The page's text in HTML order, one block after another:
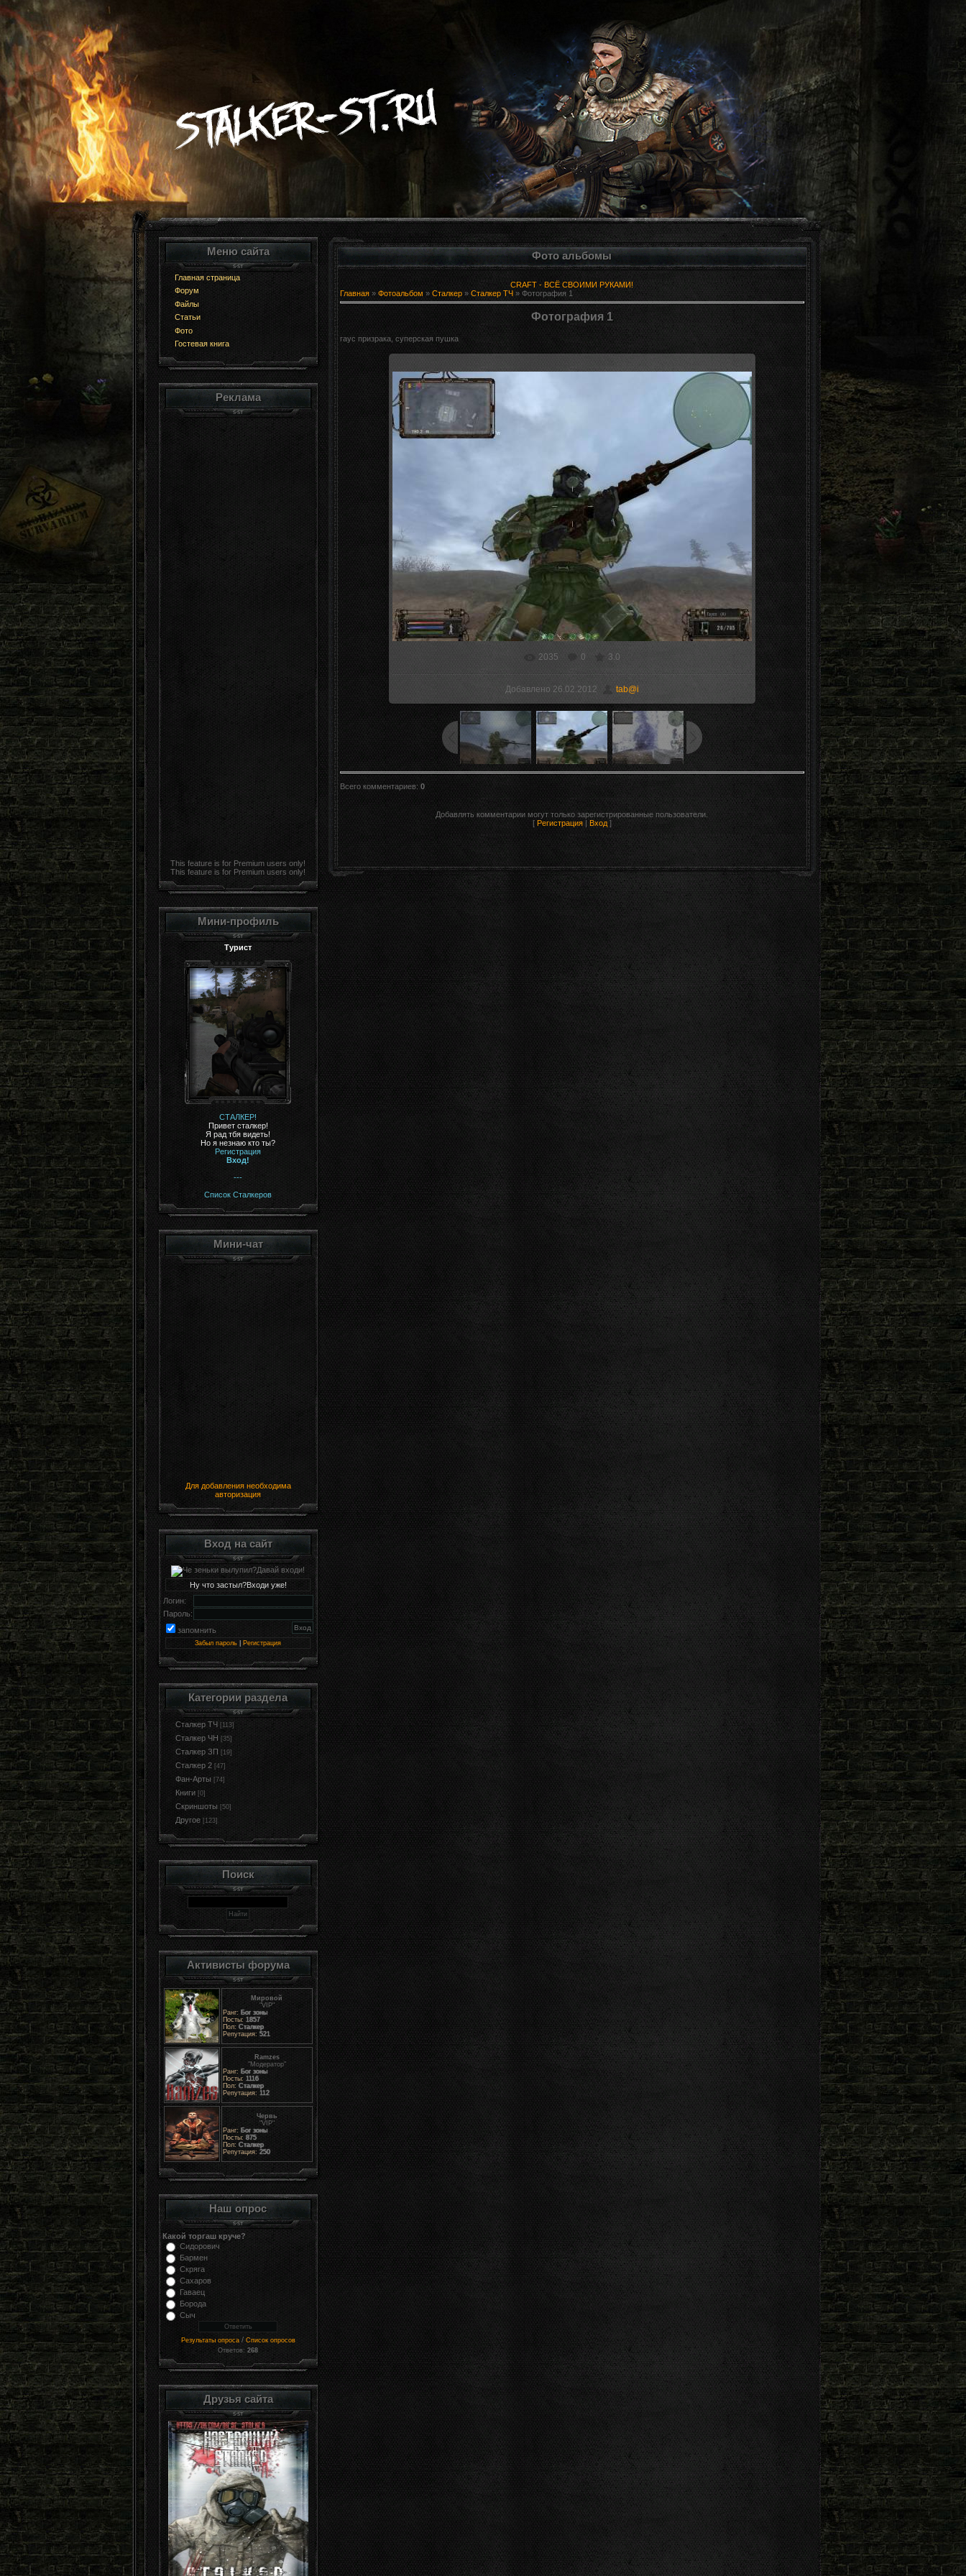
Меню сайта
Главная страница
Форум
Файлы
Статьи
Фото
Гостевая книга
Реклама
This feature is for Premium users only!
This feature is for Premium users only!
Мини-профиль
Турист
СТАЛКЕР!
Привет сталкер!
Я рад тбя видеть!
Но я незнаю кто ты?
Регистрация
Вход!
---
Список Сталкеров
Мини-чат
Для добавления необходима
авторизация
Вход на сайт
Ну что застыл?Входи уже!
Логин:
Пароль:
запомнить
Забыл пароль Регистрация
Категории раздела
Сталкер ТЧ [113]
Сталкер ЧН [35]
Сталкер ЗП [19]
Сталкер 2 [47]
Фан-Арты [74]
Книги [0]
Cкриншоты [50]
Другое [123]
Поиск
Активисты форума
Мировой
"VIP"
Ранг: Бог зоны
Посты: 1857
Пол: Сталкер
Репутация: 521
Ramzes
"Модератор"
Ранг: Бог зоны
Посты: 1116
Пол: Сталкер
Репутация: 112
Червь
"VIP"
Ранг: Бог зоны
Посты: 875
Пол: Сталкер
Репутация: 250
Наш опрос
Какой торгаш круче?
Сидорович
Бармен
Скряга
Сахаров
Гаваец
Борода
Сыч
Результаты опроса/ Список опросов
Ответов: 268
Друзья сайта
Фото альбомы
CRAFT - ВСЁ СВОИМИ РУКАМИ!
Главная» Фотоальбом » Сталкер» Сталкер ТЧ» Фотография 1
Фотография 1
гаус призрака, суперская пушка
В реальном размере 1024x768
2035 0 3.0
Добавлено 26.02.2012 tab@i
Всего комментариев: 0
Добавлять комментарии могут только зарегистрированные пользователи.
[ Регистрация| Вход]